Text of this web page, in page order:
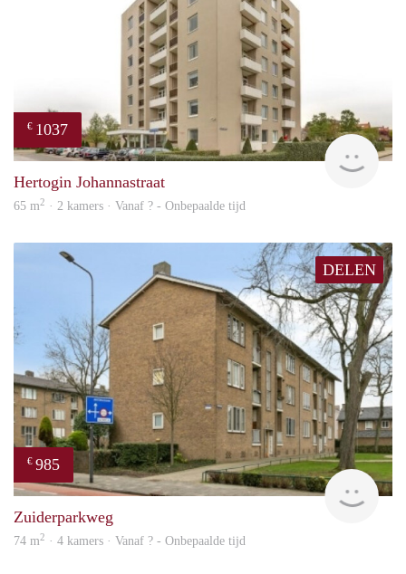
€ 1037
Hertogin Johannastraat
65 m2 · 2 kamers · Vanaf ? - Onbepaalde tijd
DELEN
€ 985
Zuiderparkweg
74 m2 · 4 kamers · Vanaf ? - Onbepaalde tijd